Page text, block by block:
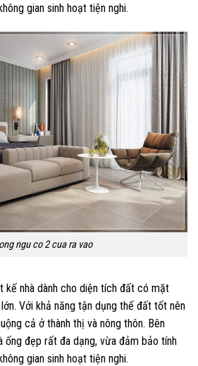
gian sinh hoạt tiện nghi.
ngu co 2 cua ra vao
kế nhà dành cho diện tích đất có mặt
Với khả năng tận dụng thế đất tốt nên
cả ở thành thị và nông thôn. Bên
ống đẹp rất đa dạng, vừa đảm bảo tính
gian sinh hoạt tiện nghi.